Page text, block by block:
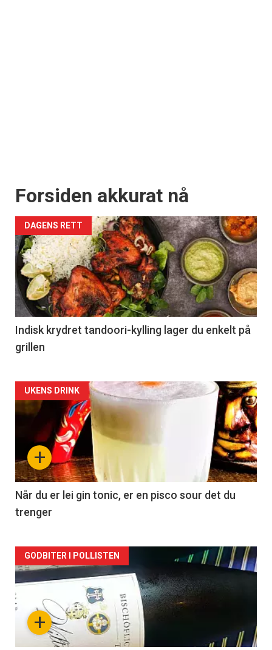
tilsendt.
Registrer deg
Forsiden akkurat nå
DAGENS RETT
Indisk krydret tandoori-kylling lager du enkelt på
grillen
Forsiden
akkurat
nå
-
2
+
UKENS DRINK
Når du er lei gin tonic, er en pisco sour det du
trenger
Forsiden
akkurat
nå+
GODBITER I POLLISTEN